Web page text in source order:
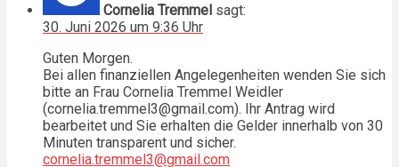
Cornelia Tremmel sagt:
30. Juni 2026 um 9:36 Uhr
Guten Morgen.
Bei allen finanziellen Angelegenheiten wenden Sie sich
bitte an Frau Cornelia Tremmel Weidler
(cornelia.tremmel3@gmail.com). Ihr Antrag wird
bearbeitet und Sie erhalten die Gelder innerhalb von 30
Minuten transparent und sicher.
cornelia.tremmel3@gmail.com